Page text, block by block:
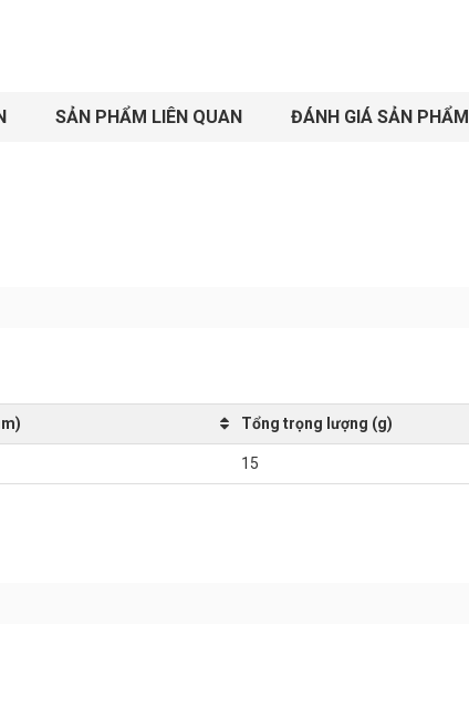
SẢN PHẨM LIÊN QUAN ĐÁNH GIÁ SẢN PHẨM
Tổng trọng lượng (g)
15